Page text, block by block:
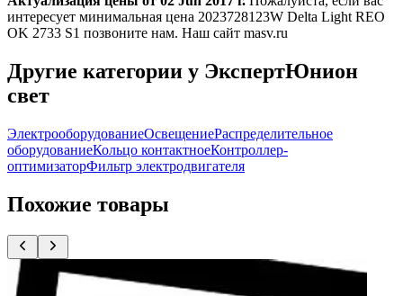
интересует минимальная цена 2023728123W Delta Light REO
OK 2733 S1 позвоните нам. Наш сайт masv.ru
Другие категории у ЭкспертЮнион
свет
ЭлектрооборудованиеОсвещениеРаспределительное
оборудованиеКольцо контактноеКонтроллер-
оптимизаторФильтр электродвигателя
Похожие товары